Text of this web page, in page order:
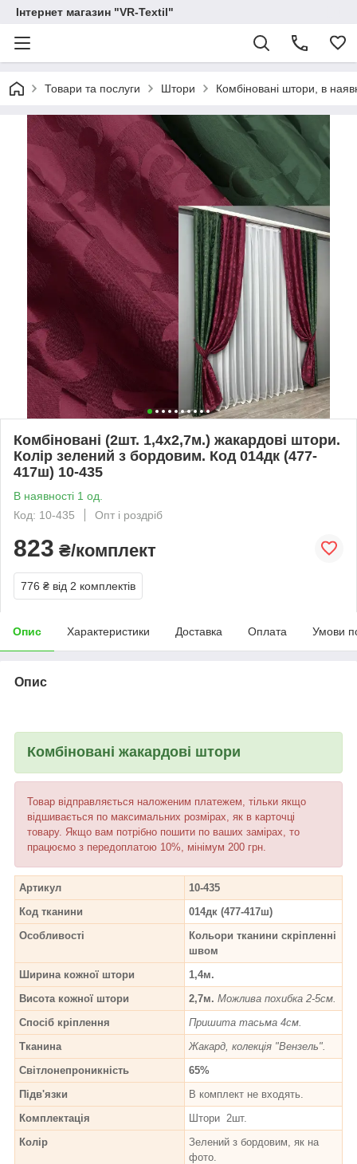
Інтернет магазин "VR-Textil"
Товари та послуги Штори Комбіновані штори, в
Комбіновані (2шт. 1,4х2,7м.) жакардові штори.
Колір зелений з бордовим. Код 014дк (477-
417ш) 10-435
В наявності 1 од.
Код: 10-435
Опт і роздріб
823 ₴/комплект
776 ₴ від 2 комплектів
Опис Характеристики Доставка Оплата Умови
Опис
Комбіновані жакардові штори
Товар відправляється наложеним платежем, тільки якщо
відшивається по максимальних розмірах, як в карточці
товару. Якщо вам потрібно пошити по ваших замірах, то
працюємо з передоплатою 10%, мінімум 200 грн.
Артикул
10-435
Код тканини
014дк (477-417ш)
Особливості
Кольори тканини скріпленні
швом
Ширина кожної штори
1,4м.
Висота кожної штори
2,7м. Можлива похибка 2-5см.
Спосіб кріплення
Пришита тасьма 4см.
Тканина
Жакард, колекція "Вензель".
Світлонепроникність
65%
Підв'язки
В комплект не входять.
Комплектація
Штори 2шт.
Колір
Зелений з бордовим, як на
фото.